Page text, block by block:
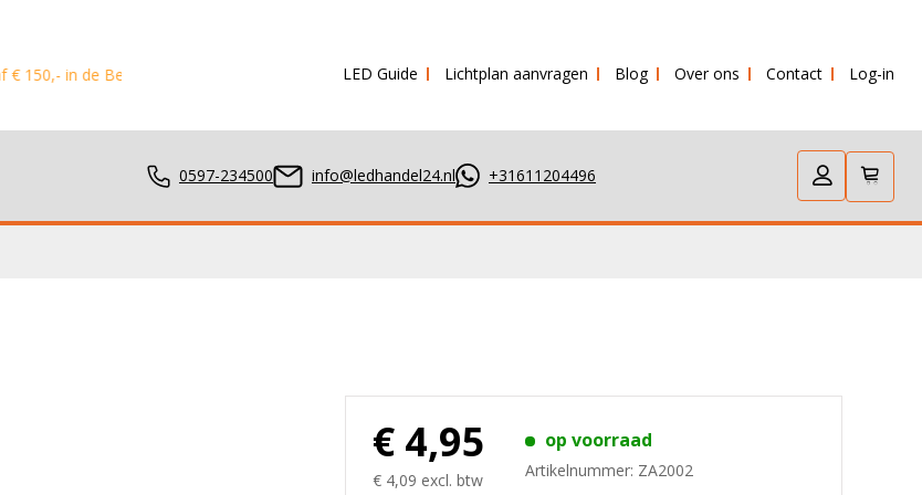
Benelux Dezelfde dag verstuurd!
LED Guide Lichtplan aanvragen Blog Over ons Contact Log-in
0597-234500 info@ledhandel24.nl +31611204496
€ 4,95
€ 4,09 excl. btw
op voorraad
Artikelnummer: ZA2002